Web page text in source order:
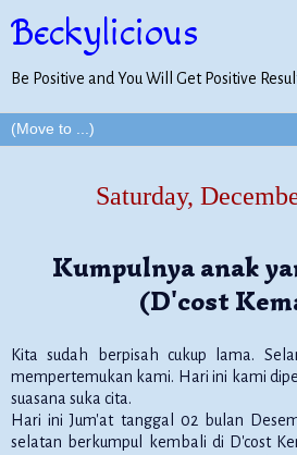
Beckylicious
Be Positive and You Will Get Positive
Saturday,
Kumpulnya anak
(D'cost
Kita sudah berpisah cukup lama.
mempertemukan kami. Hari ini kami
suasana suka cita.
Hari ini Jum'at tanggal 02 bulan
selatan berkumpul kembali di D'cost